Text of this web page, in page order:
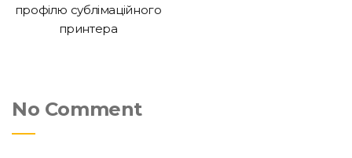
профілю сублімаційного
принтера
No Comment